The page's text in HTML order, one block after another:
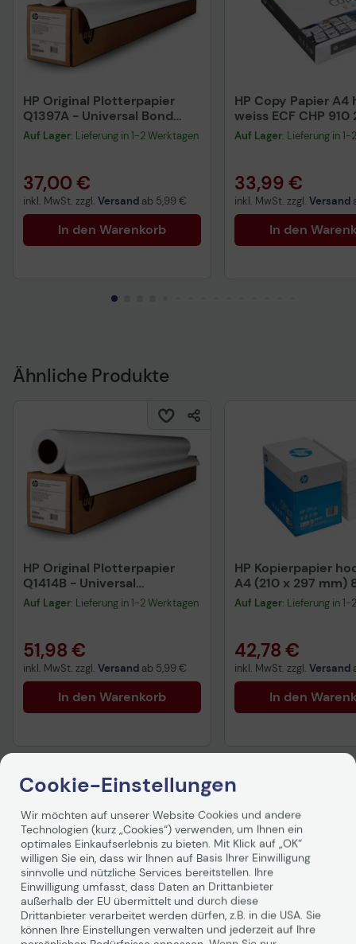
HP Original Plotterpapier
Q1397A - Universal Bond
Paper
Auf Lager: Lieferung in 1-2 Werktagen
37,00 €
inkl. MwSt. zzgl. Versand ab 5,99 €
In den Warenkorb
HP Copy Papier A4
weiss ECF CHP
Blatt
Auf Lager: Lieferung in
33,99 €
inkl. MwSt. zzgl. Versand
In den
Ähnliche Produkte
HP Original Plotterpapier
Q1414B - Universal
Heavyweight Coated Paper
Auf Lager: Lieferung in 1-2 Werktagen
51,98 €
inkl. MwSt. zzgl. Versand ab 5,99 €
In den Warenkorb
HP Kopierpapier
A4 (210 x 297 mm)
2.500 Blatt
Auf Lager: Lieferung in
42,78 €
inkl. MwSt. zzgl. Versand
In den
Produktbeschreibung
Erfüllen Sie Ihre täglichen Druckanforderungen mit
diesem wirtschaftlichen, matt gestrichenen Papier. Von
Arbeitskompositionen und Design-Proofs bis hin zu POP-
Beschilderungen und Postern für besondere
Veranstaltungen – erreichen Sie jedes Mal mehr mit
konsistenten Ergebnissen. Sie erhalten zusätzliche
Cookie-Einstellungen
Wir möchten auf unserer Website Cookies und andere
Technologien (kurz „Cookies“) verwenden, um Ihnen ein
optimales Einkaufserlebnis zu bieten. Mit Klick auf „OK“
willigen Sie ein, dass wir Ihnen auf Basis Ihrer Einwilligung
sinnvolle und nützliche Services bereitstellen. Ihre
Einwilligung umfasst, dass Daten an Drittanbieter
außerhalb der EU übermittelt und durch diese
Drittanbieter verarbeitet werden dürfen, z.B. in die USA. Sie
können Ihre Einstellungen verwalten und jederzeit auf Ihre